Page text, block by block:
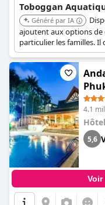
Toboggan
Généré par IA
ajoutent aux options de
particulier les familles.
récréatives.
4.1
5,6